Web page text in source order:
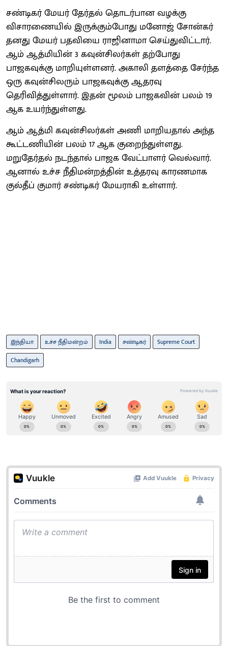
சண்டிகர் மேயர் தேர்தல் தொடர்பான வழக்கு
விசாரணையில் இருக்கும்போது மனோஜ் சோன்கர்
தனது மேயர் பதவியை ராஜினாமா செய்துவிட்டார்.
ஆம் ஆத்மியின் 3 கவுன்சிலர்கள் தற்போது
பாஜகவுக்கு மாறியுள்ளனர். அகாலி தளத்தை சேர்ந்த
ஒரு கவுன்சிலரும் பாஜகவுக்கு ஆதரவு
தெரிவித்துள்ளார். இதன் மூலம் பாஜகவின் பலம் 19
ஆக உயர்ந்துள்ளது.
ஆம் ஆத்மி கவுன்சிலர்கள் அணி மாறியதால் அந்த
கூட்டணியின் பலம் 17 ஆக குறைந்துள்ளது.
மறுதேர்தல் நடந்தால் பாஜக வேட்பாளர் வெல்வார்.
ஆனால் உச்ச நீதிமன்றத்தின் உத்தரவு காரணமாக
குல்தீப் குமார் சண்டிகர் மேயராகி உள்ளார்.
இந்தியா உச்ச நீதிமன்றம் India சண்டிகர்
Supreme Court
Chandigarh